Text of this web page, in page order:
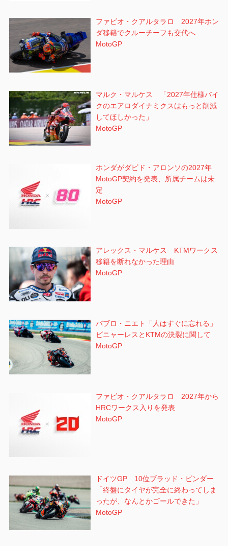
ファビオ・クアルタラロ 2027年ホン
ダ移籍でクルーチーフも交代へ
MotoGP
マルク・マルケス 「2027年仕様バイ
クのエアロダイナミクスはもっと削減
してほしかった」
MotoGP
ホンダがダビド・アロンソの2027年
MotoGP契約を発表、所属チームは未
定
MotoGP
アレックス・マルケス KTMワークス
移籍を断れなかった理由
MotoGP
パブロ・ニエト「人はすぐに忘れる」
ビニャーレスとKTMの決裂に関して
MotoGP
ファビオ・クアルタラロ 2027年から
HRCワークス入りを発表
MotoGP
ドイツGP 10位ブラッド・ビンダー
「終盤にタイヤが完全に終わってしま
ったが、なんとかゴールできた」
MotoGP